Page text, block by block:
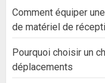
Comment équiper
de matériel de
Pourquoi choisir un
déplacements